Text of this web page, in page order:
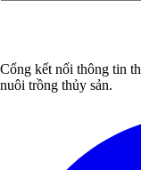
Cổng kết nối thông tin
nuôi trồng thủy sản.